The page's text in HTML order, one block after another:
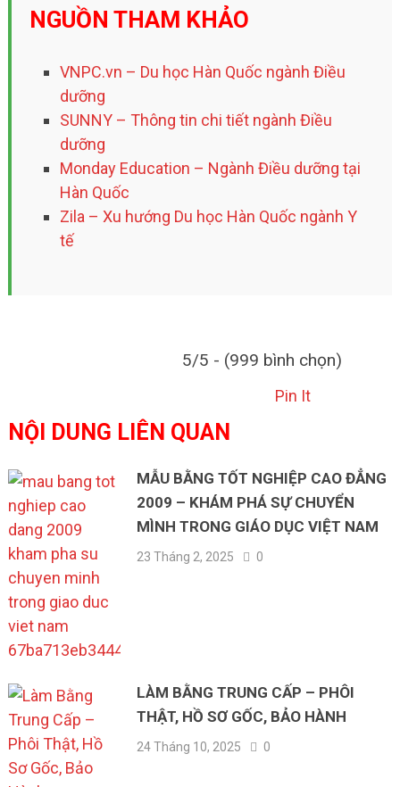
NGUỒN THAM KHẢO
VNPC.vn – Du học Hàn Quốc ngành Điều
dưỡng
SUNNY – Thông tin chi tiết ngành Điều
dưỡng
Monday Education – Ngành Điều dưỡng tại
Hàn Quốc
Zila – Xu hướng Du học Hàn Quốc ngành Y
tế
5/5 - (999 bình chọn)
Pin It
NỘI DUNG LIÊN QUAN
MẪU BẰNG TỐT NGHIỆP CAO ĐẲNG
2009 – KHÁM PHÁ SỰ CHUYỂN
MÌNH TRONG GIÁO DỤC VIỆT NAM
23 Tháng 2, 2025 0
LÀM BẰNG TRUNG CẤP – PHÔI
THẬT, HỒ SƠ GỐC, BẢO HÀNH
24 Tháng 10, 2025 0